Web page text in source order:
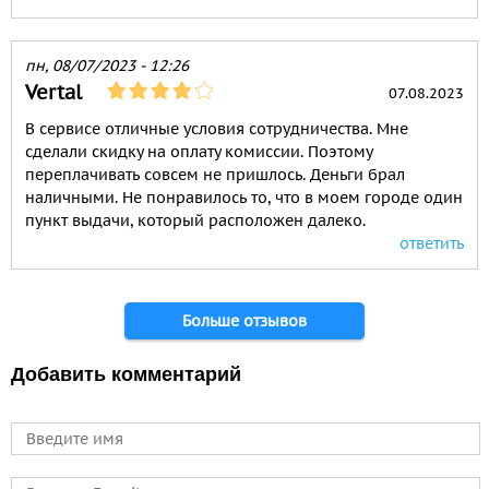
пн, 08/07/2023 - 12:26
Vertal 07.08.2023
В сервисе отличные условия сотрудничества. Мне
сделали скидку на оплату комиссии. Поэтому
переплачивать совсем не пришлось. Деньги брал
наличными. Не понравилось то, что в моем городе один
пункт выдачи, который расположен далеко.
ответить
Больше отзывов
Добавить комментарий
Имя